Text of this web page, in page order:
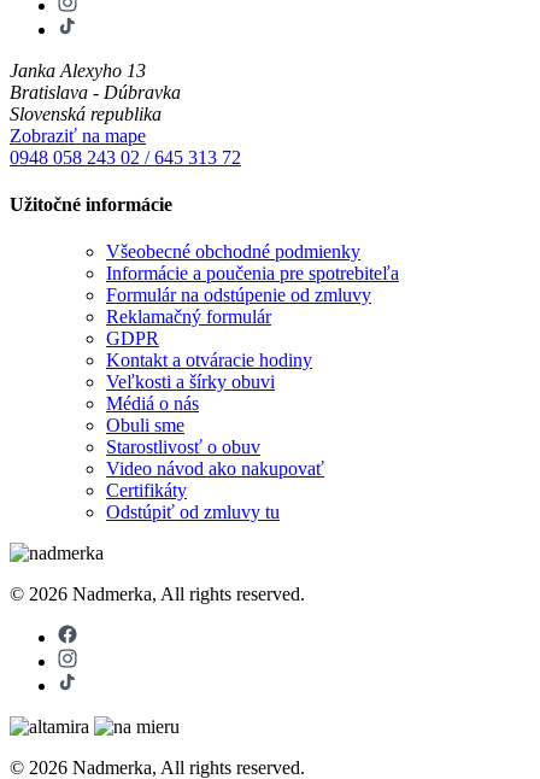
Janka Alexyho 13
Bratislava - Dúbravka
Slovenská republika
Zobraziť na mape
0948 058 243 02 / 645 313 72
Užitočné informácie
Všeobecné obchodné podmienky
Informácie a poučenia pre spotrebiteľa
Formulár na odstúpenie od zmluvy
Reklamačný formulár
GDPR
Kontakt a otváracie hodiny
Veľkosti a šírky obuvi
Médiá o nás
Obuli sme
Starostlivosť o obuv
Video návod ako nakupovať
Certifikáty
Odstúpiť od zmluvy tu
© 2026 Nadmerka, All rights reserved.
© 2026 Nadmerka, All rights reserved.